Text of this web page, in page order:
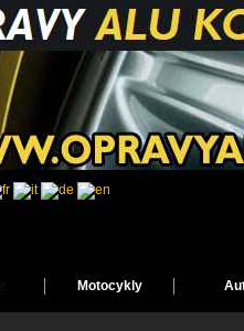
Motocykly